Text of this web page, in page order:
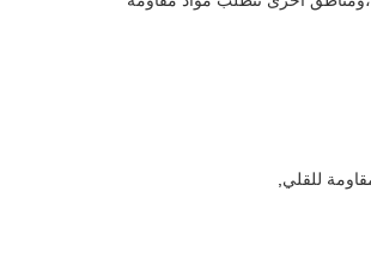
للقلي